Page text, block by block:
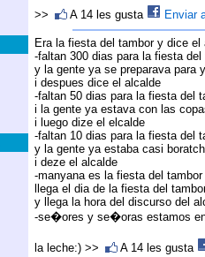
>> A 14 les gusta Enviar
Era la fiesta del tambor y dice el
-faltan 300 dias para la fiesta del
y la gente ya se preparava para
i despues dice el alcalde
-faltan 50 dias para la fiesta del
i la gente ya estava con las
i luego dize el elcalde
-faltan 10 dias para la fiesta del
y la gente ya estaba casi
i deze el alcalde
-manyana es la fiesta del tambor
llega el dia de la fiesta del
y llega la hora del discurso del
-se�ores y se�oras estamos
la leche:) >> A 14 les gusta